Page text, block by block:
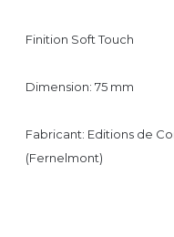
Finition Soft Touch
Dimension: 75 mm
Fabricant: Editions de
(Fernelmont)